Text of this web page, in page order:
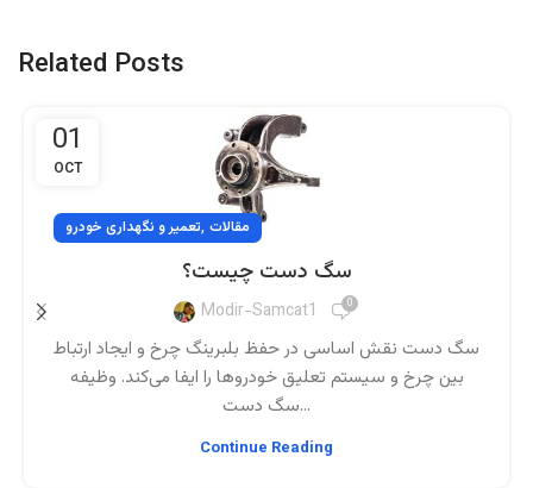
Related Posts
01
OCT
تعمیر و نگهداری خودرو, مقالات
سگ دست چیست؟
Modir-Samcat1 0
سگ دست نقش اساسی در حفظ بلبرینگ چرخ و ایجاد ارتباط
بین چرخ و سیستم تعلیق خودروها را ایفا می‌کند. وظیفه
سگ دست...
Continue Reading